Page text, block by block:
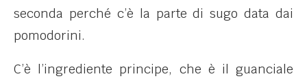
seconda perché c’è la parte di sugo data dai
pomodorini.
C’è l’ingrediente principe, che è il guanciale